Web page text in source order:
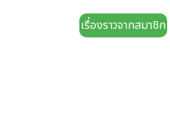
เรื่องราวจากสมาชิก